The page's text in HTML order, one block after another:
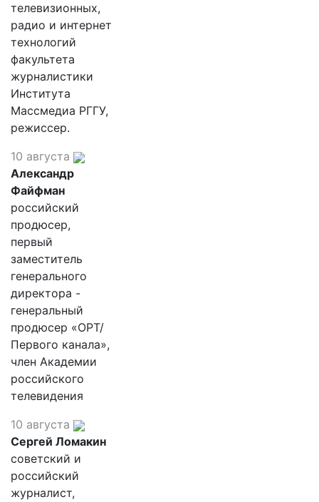
телевизионных,
радио и интернет
технологий
факультета
журналистики
Института
Массмедиа РГГУ,
режиссер.
10 августа
Александр
Файфман
российский
продюсер,
первый
заместитель
генерального
директора -
генеральный
продюсер «ОРТ/
Первого канала»,
член Академии
российского
телевидения
10 августа
Сергей Ломакин
советский и
российский
журналист,